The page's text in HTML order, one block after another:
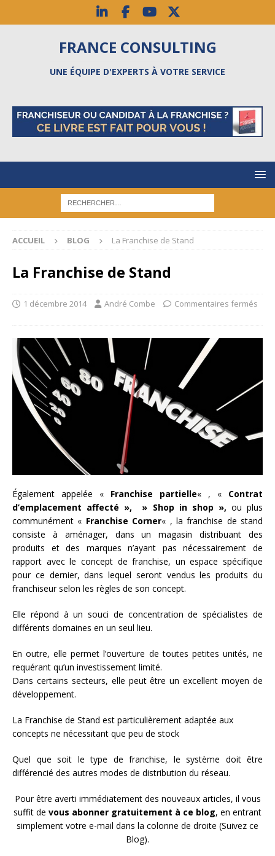
FRANCE CONSULTING
UNE ÉQUIPE D'EXPERTS À VOTRE SERVICE
ACCUEIL BLOG La Franchise de Stand
La Franchise de Stand
1 décembre 2014 André Combe Commentaires fermés
Également appelée « Franchise partielle« , « Contrat
d’emplacement affecté », » Shop in shop », ou plus
communément « Franchise Corner« , la franchise de stand
consiste à aménager, dans un magasin distribuant des
produits et des marques n’ayant pas nécessairement de
rapport avec le concept de franchise, un espace spécifique
pour ce dernier, dans lequel seront vendus les produits du
franchiseur selon les règles de son concept.
Elle répond à un souci de concentration de spécialistes de
différents domaines en un seul lieu.
En outre, elle permet l’ouverture de toutes petites unités, ne
requérant qu’un investissement limité.
Dans certains secteurs, elle peut être un excellent moyen de
développement.
La Franchise de Stand est particulièrement adaptée aux
concepts ne nécessitant que peu de stock
Quel que soit le type de franchise, le système doit être
différencié des autres modes de distribution du réseau.
Pour être averti immédiatement des nouveaux articles, il vous
suffit de vous abonner gratuitement à ce blog, en entrant
simplement votre e-mail dans la colonne de droite (Suivez ce
Blog).